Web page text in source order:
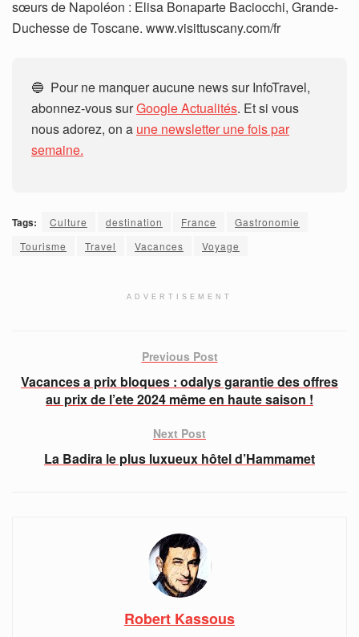
sœurs de Napoléon : Elisa Bonaparte Baciocchi, Grande-
Duchesse de Toscane. www.visittuscany.com/fr
🔵 Pour ne manquer aucune news sur InfoTravel,
abonnez-vous surGoogle Actualités. Et si vous
nous adorez, on a une newsletter une fois par
semaine.
Tags: Culture destination France
Gastronomie
Tourisme
Travel Vacances Voyage
ADVERTISEMENT
Previous Post
Vacances a prix bloques : odalys garantie des offres
au prix de l’ete 2024 même en haute saison !
Next Post
La Badira le plus luxueux hôtel d’Hammamet
Robert Kassous